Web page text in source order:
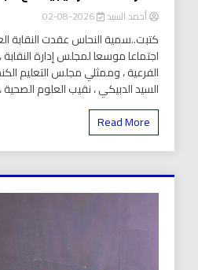
أحمد السيد 2026-08-02
كتبت..سمية النحاس عقدت النقابة
اجتماعا موسعا لمجلس إدارة النقابة
الفرعية ، وممثلي مجلس التعليم
السيد الدبيكي ، نقيب العلوم الصحية
Read More